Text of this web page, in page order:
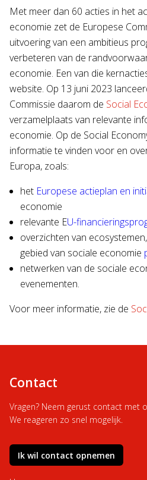
Met meer dan 60 acties in het
economie zet de Europese
uitvoering van een ambitieus
verbeteren van de
economie. Een van die
website. Op 13 juni 2023
Commissie daarom de Social
verzamelplaats van relevante
economie. Op de Social
informatie te vinden voor en
Europa, zoals:
het Europese actieplan en
economie
relevante EU-
overzichten van
gebied van sociale economie
netwerken van de sociale
evenementen.
Voor meer informatie, zie de
Contact
Vragen? Neem gerust contact met
We reageren zo snel mogelijk.
Ik wil contact opnemen